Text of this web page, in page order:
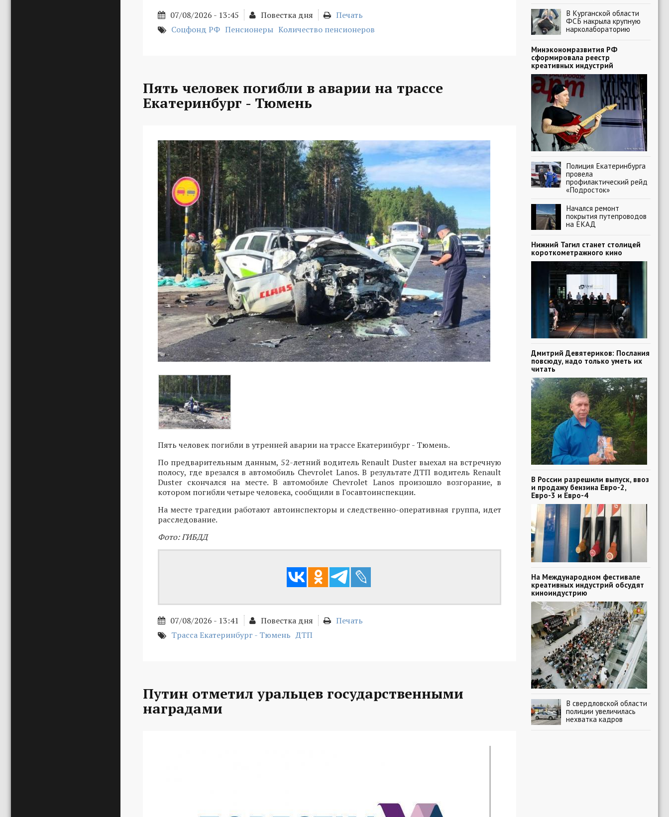
07/08/2026 - 13:45 Повестка дня
Печать
Соцфонд РФ Пенсионеры Количество пенсионеров
Пять человек погибли в аварии на трассе
Екатеринбург - Тюмень
Пять человек погибли в утренней аварии на трассе Екатеринбург - Тюмень.
По предварительным данным, 52-летний водитель Renault Duster выехал на встречную
полосу, где врезался в автомобиль Chevrolet Lanos. В результате ДТП водитель Renault
Duster скончался на месте. В автомобиле Chevrolet Lanos произошло возгорание, в
котором погибли четыре человека, сообщили в Госавтоинспекции.
На месте трагедии работают автоинспекторы и следственно-оперативная группа, идет
расследование.
Фото: ГИБДД
07/08/2026 - 13:41 Повестка дня
Печать
Трасса Екатеринбург - Тюмень ДТП
Путин отметил уральцев государственными
наградами
В Курганской области
ФСБ накрыла крупную
нарколабораторию
Минэкономразвития РФ
сформировала реестр
креативных индустрий
Полиция Екатеринбурга
провела
профилактический рейд
«Подросток»
Начался ремонт
покрытия путепроводов
на ЕКАД
Нижний Тагил станет столицей
короткометражного кино
Дмитрий Девятериков: Послания
повсюду, надо только уметь их
читать
В России разрешили выпуск, ввоз
и продажу бензина Евро-2,
Евро-3 и Евро-4
На Международном фестивале
креативных индустрий обсудят
киноиндустрию
В свердловской области
полиции увеличилась
нехватка кадров